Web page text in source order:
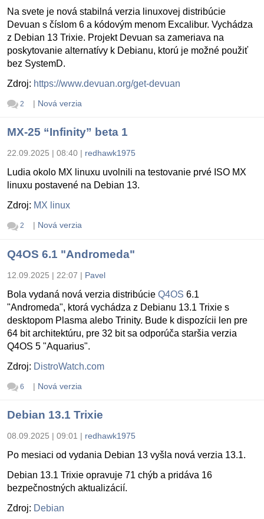
Na svete je nová stabilná verzia linuxovej distribúcie
Devuan s číslom 6 a kódovým menom Excalibur. Vychádza
z Debian 13 Trixie. Projekt Devuan sa zameriava na
poskytovanie alternatívy k Debianu, ktorú je možné použiť
bez SystemD.
Zdroj: https://www.devuan.org/get-devuan
2 | Nová verzia
MX-25 “Infinity” beta 1
22.09.2025 | 08:40 | redhawk1975
Ludia okolo MX linuxu uvolnili na testovanie prvé ISO MX
linuxu postavené na Debian 13.
Zdroj: MX linux
2 | Nová verzia
Q4OS 6.1 "Andromeda"
12.09.2025 | 22:07 | Pavel
Bola vydaná nová verzia distribúcie Q4OS 6.1
"Andromeda", ktorá vychádza z Debianu 13.1 Trixie s
desktopom Plasma alebo Trinity. Bude k dispozícii len pre
64 bit architektúru, pre 32 bit sa odporúča staršia verzia
Q4OS 5 "Aquarius".
Zdroj: DistroWatch.com
6 | Nová verzia
Debian 13.1 Trixie
08.09.2025 | 09:01 | redhawk1975
Po mesiaci od vydania Debian 13 vyšla nová verzia 13.1.
Debian 13.1 Trixie opravuje 71 chýb a pridáva 16
bezpečnostných aktualizácií.
Zdroj: Debian